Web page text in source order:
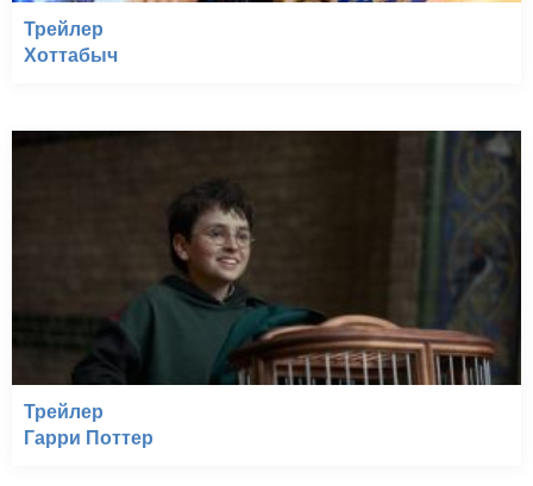
Трейлер
Хоттабыч
Трейлер
Гарри Поттер